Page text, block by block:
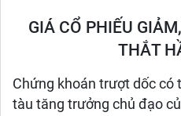
GIÁ CỔ PHIẾU
THẮT
Chứng khoán trượt dốc có
tàu tăng trưởng chủ đạo